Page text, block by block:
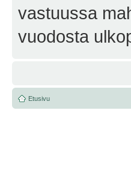
vastuussa
vuodosta
Etusivu